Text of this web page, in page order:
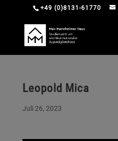
+49 (0)8131-61770
Leopold Mica
Juli 26, 2023